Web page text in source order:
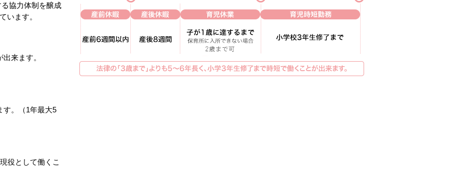
協力体制を醸成
います。
来ます。
す。（1年最大5
役として働くこ